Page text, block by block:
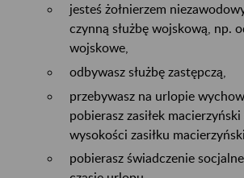
jesteś żołnierzem
czynną służbę wojskową, np.
wojskowe,
odbywasz służbę zastępczą,
przebywasz na urlopie
pobierasz zasiłek
wysokości zasiłku
pobierasz świadczenie